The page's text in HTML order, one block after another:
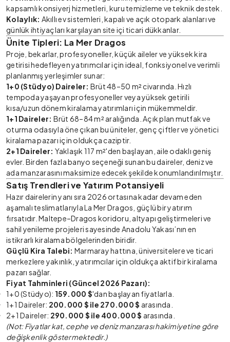
kapsamlı konsiyerj hizmetleri, kuru temizleme ve teknik destek.
Kolaylık: Akıllı ev sistemleri, kapalı ve açık otopark alanları ve
günlük ihtiyaçları karşılayan site içi ticari dükkanlar.
Ünite Tipleri: La Mer Dragos
Proje, bekarlar, profesyoneller, küçük aileler ve yüksek kira
getirisi hedefleyen yatırımcılar için ideal, fonksiyonel ve verimli
planlanmış yerleşimler sunar:
1+0 (Stüdyo) Daireler: Brüt 48–50 m² civarında. Hızlı
tempoda yaşayan profesyoneller veya yüksek getirili
kısa/uzun dönem kiralama yatırımları için mükemmeldir.
1+1 Daireler: Brüt 68–84 m² aralığında. Açık plan mutfak ve
oturma odasıyla öne çıkan bu üniteler, genç çiftler ve yönetici
kiralama pazarı için oldukça caziptir.
2+1 Daireler: Yaklaşık 117 m²'den başlayan, aile odaklı geniş
evler. Birden fazla banyo seçeneği sunan bu daireler, deniz ve
ada manzarasını maksimize edecek şekilde konumlandırılmıştır.
Satış Trendleri ve Yatırım Potansiyeli
Hazır dairelerin yanı sıra 2026 ortasına kadar devam eden
aşamalı teslimatlarıyla La Mer Dragos, güçlü bir yatırım
fırsatıdır. Maltepe–Dragos koridoru, altyapı geliştirmeleri ve
sahil yenileme projeleri sayesinde Anadolu Yakası’nın en
istikrarlı kiralama bölgelerinden biridir.
Güçlü Kira Talebi: Marmaray hattına, üniversitelere ve ticari
merkezlere yakınlık, yatırımcılar için oldukça aktif bir kiralama
pazarı sağlar.
Fiyat Tahminleri (Güncel 2026 Pazarı):
1+0 (Stüdyo): 159.000 $'dan başlayan fiyatlarla.
1+1 Daireler: 200.000 $ ile 270.000 $ arasında.
2+1 Daireler: 290.000 $ ile 400.000 $ arasında.
(Not: Fiyatlar kat, cephe ve deniz manzarası hakimiyetine göre
değişkenlik göstermektedir.)